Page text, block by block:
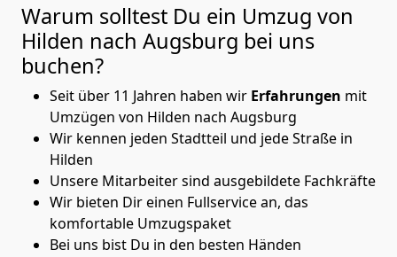
Warum solltest Du ein Umzug von
Hilden nach Augsburg bei uns
buchen?
Seit über 11 Jahren haben wir Erfahrungen mit
Umzügen von Hilden nach Augsburg
Wir kennen jeden Stadtteil und jede Straße in
Hilden
Unsere Mitarbeiter sind ausgebildete Fachkräfte
Wir bieten Dir einen Fullservice an, das
komfortable Umzugspaket
Bei uns bist Du in den besten Händen